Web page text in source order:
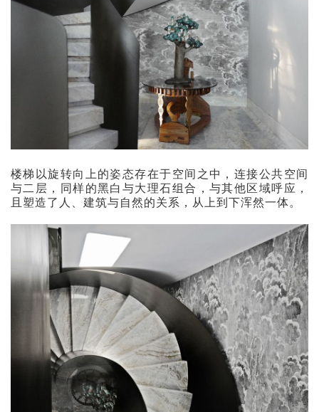
楼梯以旋转向上的姿态存在于空间之中，连接公共空间
与二层，同样的黑白与大理石组合，与其他区域呼应，
且塑造了人、建筑与自然的关系，从上到下浑然一体。